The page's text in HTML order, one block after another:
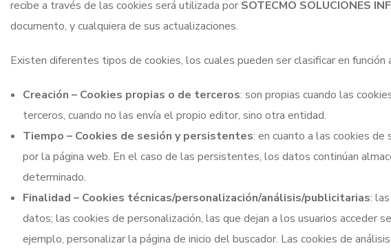
recibe a través de las cookies será utilizada por SOTECMO SOLUCIONES
documento, y cualquiera de sus actualizaciones.
Existen diferentes tipos de cookies, los cuales pueden ser clasificar en
Creación – Cookies propias o de terceros: son propias cuando las
terceros, cuando no las envía el propio editor, sino otra entidad.
Tiempo – Cookies de sesión y persistentes: en cuanto a las cookies
por la página web. En el caso de las persistentes, los datos continúan
determinado.
Finalidad – Cookies técnicas/personalización/análisis/publicitarias:
datos; las cookies de personalización, las que dejan a los usuarios acceder
ejemplo, personalizar la página de inicio del buscador. Las cookies de